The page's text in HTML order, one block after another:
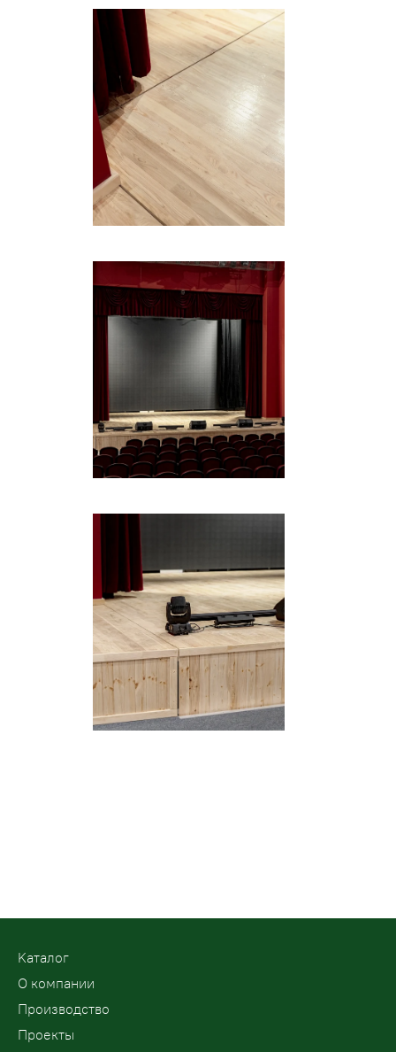
Kаталог
О компании
Производство
Проекты